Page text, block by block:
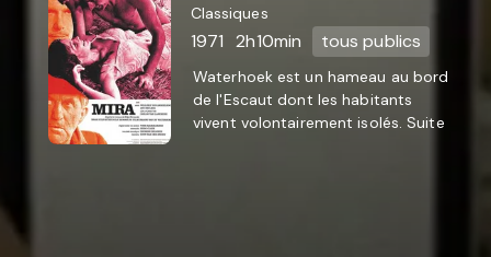
Classiques
1971 2h10min tous publics
Waterhoek est un hameau au bord
de l'Escaut dont les habitants
vivent volontairement isolés. Suite